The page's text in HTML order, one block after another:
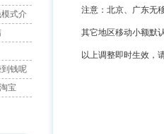
式介
钱呢
宝
注意：北京、广东无
其它地区移动小额默
以上调整即时生效，